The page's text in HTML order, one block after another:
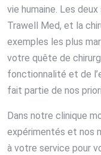
vie humaine. Les
Trawell Med, et la
exemples les plus
votre quête de
fonctionnalité et de
fait partie de nos
Dans notre clinique
expérimentés et nos
à votre service pour